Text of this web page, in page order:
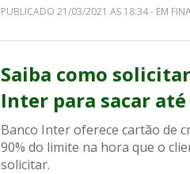
PUBLICADO 21/03/2021 AS 18:34 - EM
Saiba como
Inter para sacar
Banco Inter oferece cartão de
90% do limite na hora que o
solicitar.